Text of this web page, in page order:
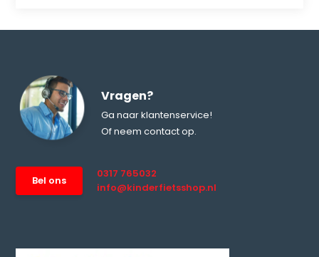
Vragen?
Ga naar klantenservice!
Of neem contact op.
Bel ons
0317 765032
info@kinderfietsshop.nl